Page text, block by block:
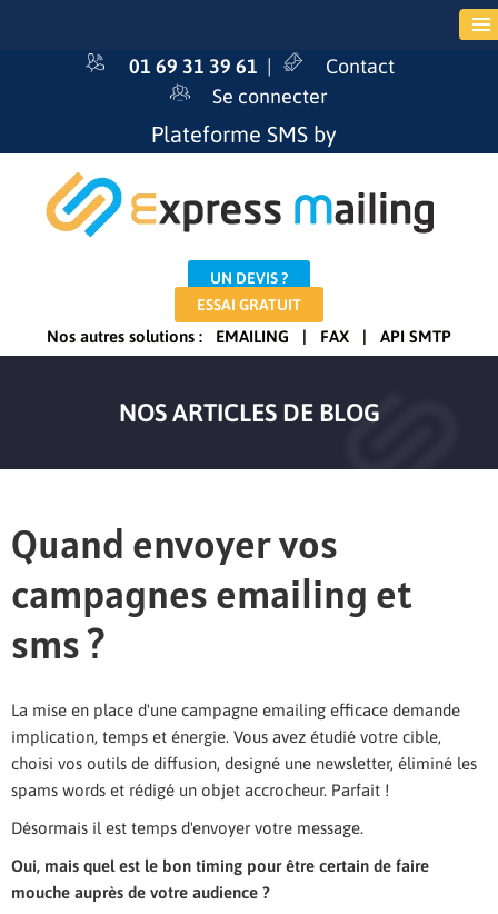
01 69 31 39 61 |
Contact
Se connecter
Plateforme SMS by
UN DEVIS ?
ESSAI GRATUIT
Nos autres solutions : EMAILING | FAX | API SMTP
NOS ARTICLES DE BLOG
Quand envoyer vos
campagnes emailing et
sms ?
La mise en place d'une campagne emailing efficace demande
implication, temps et énergie. Vous avez étudié votre cible,
choisi vos outils de diffusion, designé une newsletter, éliminé les
spams words et rédigé un objet accrocheur. Parfait !
Désormais il est temps d'envoyer votre message.
Oui, mais quel est le bon timing pour être certain de faire
mouche auprès de votre audience ?